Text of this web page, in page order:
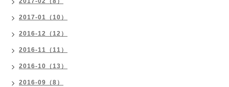
2017-01（10）
2016-12（12）
2016-11（11）
2016-10（13）
2016-09（8）